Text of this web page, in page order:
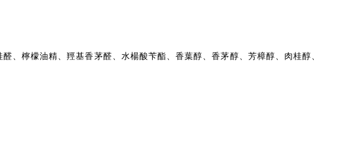
檸檬油精、羥基香茅醛、水楊酸苄酯、香葉醇、香茅醇、芳樟醇、肉桂醇、